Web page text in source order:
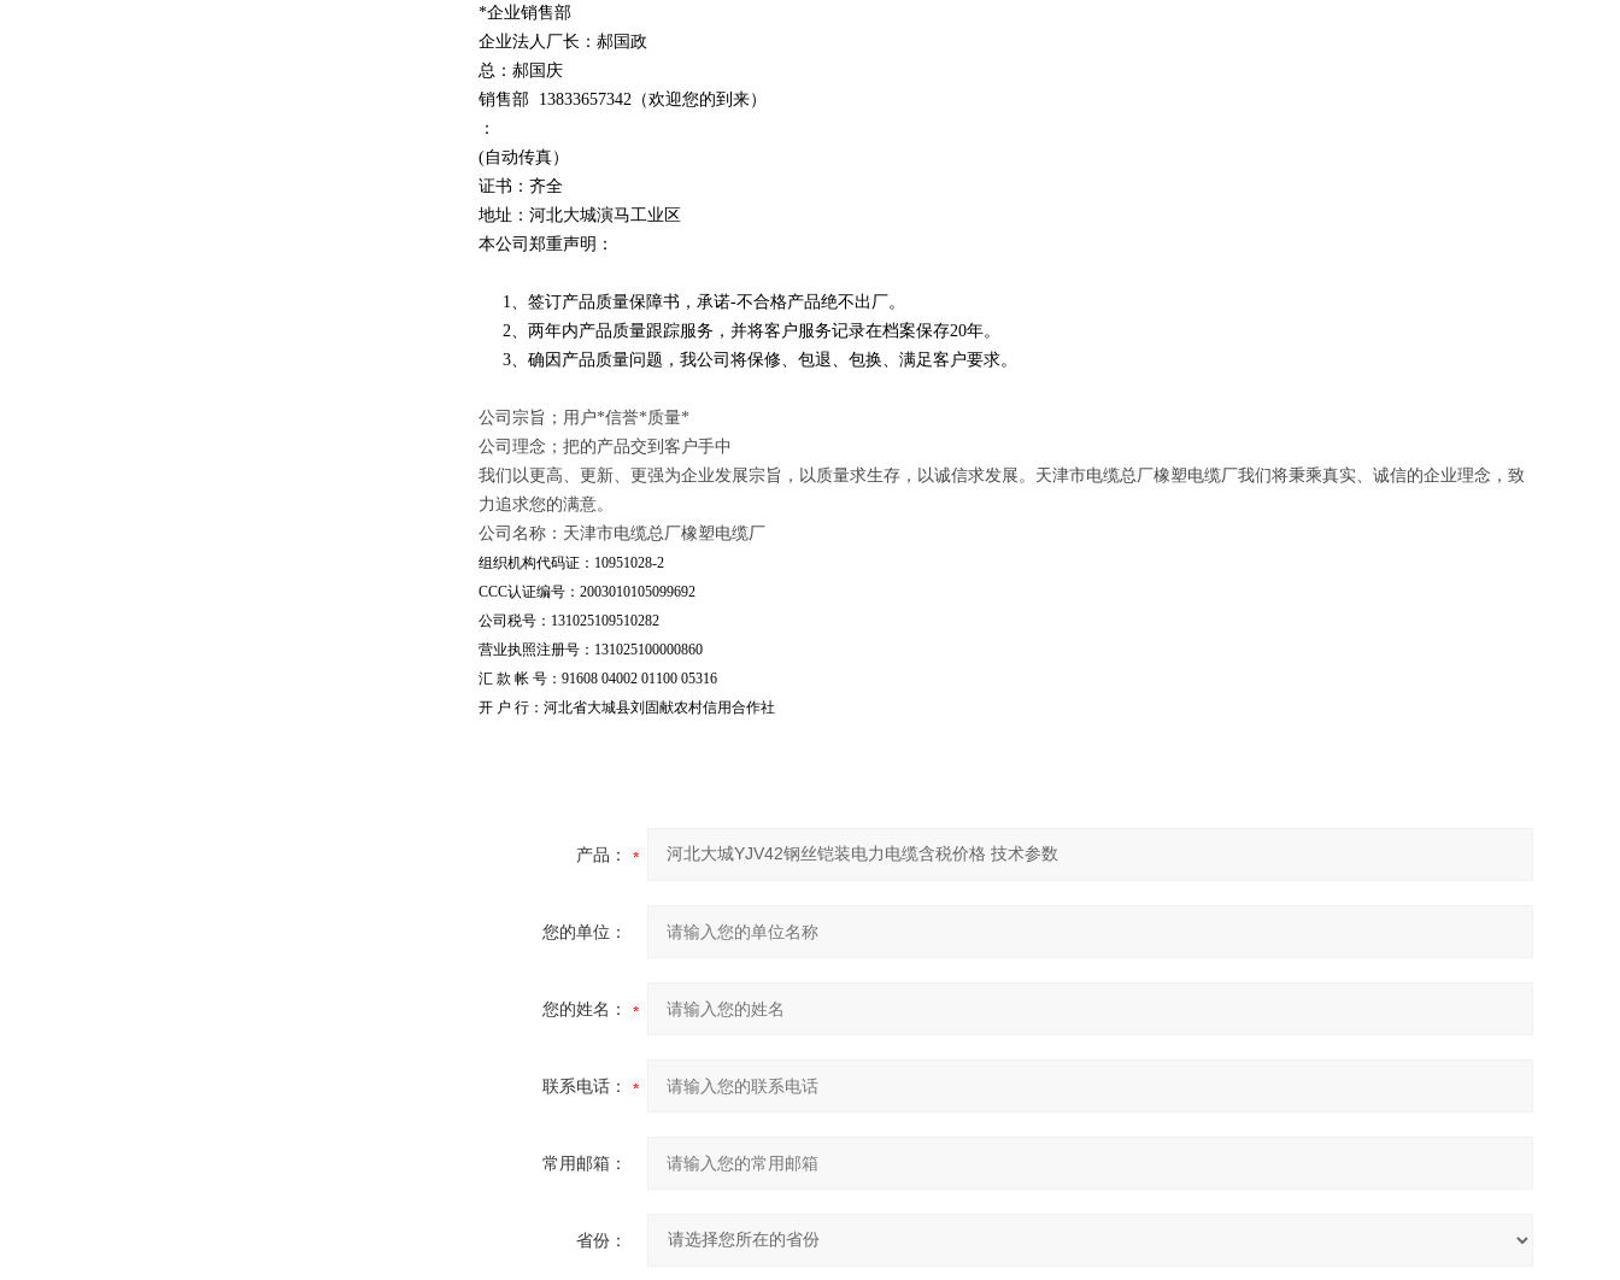
*企业销售部
企业法人厂长：郝国政
总：郝国庆
销售部 13833657342 （欢迎您的到来）
：
(自动传真）
证书：齐全
地址：河北大城演马工业区
本公司郑重声明：
1、签订产品质量保障书，承诺-不合格产品绝不出厂。
2、两年内产品质量跟踪服务，并将客户服务记录在档案保存20年。
3、确因产品质量问题，我公司将保修、包退、包换、满足客户要求。
公司宗旨；用户*信誉*质量*
公司理念；把的产品交到客户手中
我们以更高、更新、更强为企业发展宗旨，以质量求生存，以诚信求发展。天津市电缆总厂橡塑电缆厂我们将秉乘真实、诚信的企业理念，致
力追求您的满意。
公司名称：天津市电缆总厂橡塑电缆厂
组织机构代码证：10951028-2
CCC认证编号：2003010105099692
公司税号：131025109510282
营业执照注册号：131025100000860
汇 款 帐 号：91608 04002 01100 05316
开 户 行：河北省大城县刘固献农村信用合作社
产品：
您的单位：
您的姓名：
联系电话：
常用邮箱：
省份：